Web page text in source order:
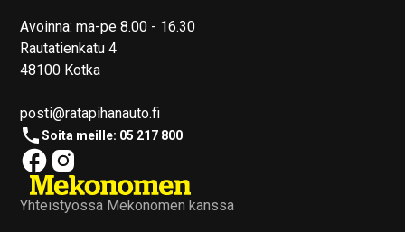
Avoinna: ma-pe 8.00 - 16.30
Rautatienkatu 4
48100 Kotka
posti@ratapihanauto.fi
Soita meille: 05 217 800
Yhteistyössä Mekonomen kanssa